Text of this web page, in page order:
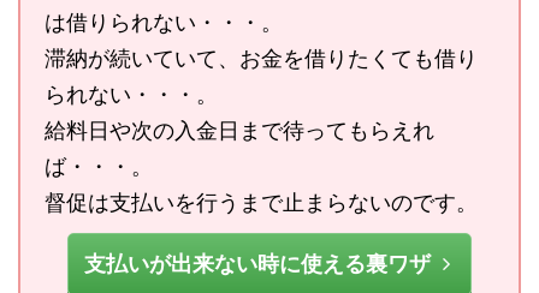
は借りられない・・・。
滞納が続いていて、お金を借りたくても借り
られない・・・。
給料日や次の入金日まで待ってもらえれ
ば・・・。
督促は支払いを行うまで止まらないのです。
支払いが出来ない時に使える裏ワザ